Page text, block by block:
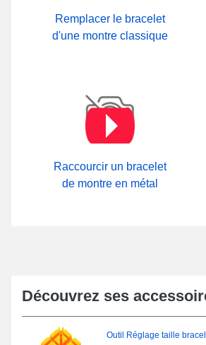
d'acier inoxydable, il vous est possible
goupille montre
et de se conformer à notre
détaillée dans l'optique de savoircomment
montres de la marque Festina, Victorinox,
autres, ce style de bracelet de montre
interchangeable.
Remplacer le bracelet
d'une montre classique
Raccourcir un bracelet
de montre en métal
Découvrez ses
Outil Réglage taille